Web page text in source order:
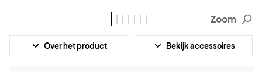
Zoom
Over het product Bekijk accessoires